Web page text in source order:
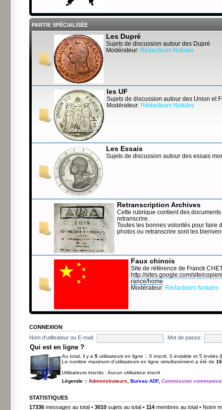
PARTIE SPÉCIALISÉE
Les Dupré
Sujets de discussion autour des Dupré
Modérateur: Rédacteurs Notules
les UF
Sujets de discussion autour des Union et
Modérateur: Rédacteurs Notules
Les Essais
Sujets de discussion autour des essais
Retranscription Archives
Cette rubrique contient des
retranscrire.
Toutes les bonnes volontés pour faire
photos ou retranscrire sont les
Faux chinois
Site de référence de Franck
http://sites.google.com/site/
rance/home
Modérateur: Rédacteurs Notules
CONNEXION
Nom d'utilisateur ou E-mail:
Mot de passe:
Qui est en ligne ?
Au total, il y a 5 utilisateurs en ligne :: 0 inscrit, 0 invisible et 5 invités
Le nombre maximum d’utilisateurs en ligne simultanément a été de
Utilisateurs inscrits : Aucun utilisateur inscrit
Légende :: Administrateurs Bureau ADF, Commission
STATISTIQUES
17336 messages au total • 3010 sujets au total • 114 membres au total • Notre